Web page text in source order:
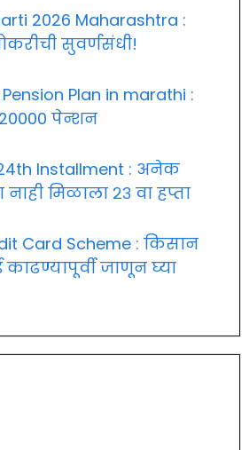
2026 Maharashtra :
सुवर्णसंधी!
Plan in marathi :
पेन्शन
24th Installment : अनेक
मिळाला २३ वा हप्ता
Card Scheme : किसान
काढण्यापूर्वी जाणून घ्या